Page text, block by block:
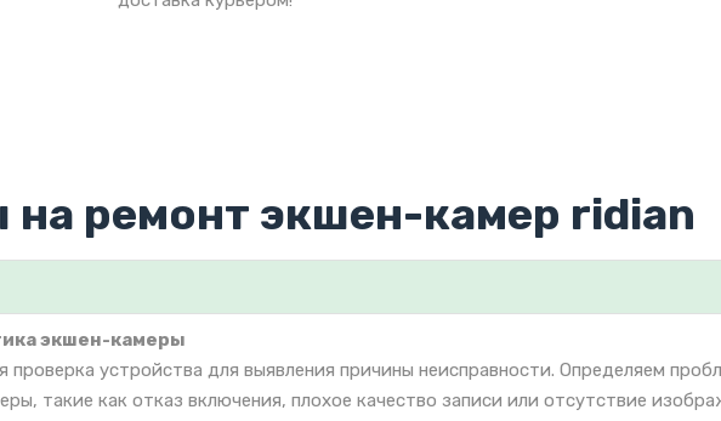
на ремонт экшен-камер ridian
экшен-камеры
проверка устройства для выявления причины неисправности. Определяем
такие как отказ включения, плохое качество записи или отсутствие